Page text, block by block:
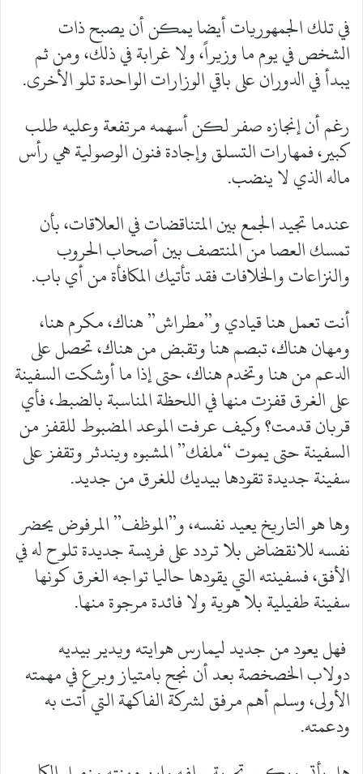
في تلك الجمهوريات أيضا يمكن أن يصبح ذات
الشخص في يوم ما وزيراً، ولا غرابة في ذلك، ومن ثم
يبدأ في الدوران على باقي الوزارات الواحدة تلو الأخرى.
رغم أن إنجازه صفر لكن أسهمه مرتفعة وعليه طلب
كبير، فمهارات التسلق وإجادة فنون الوصولية هي رأس
ماله الذي لا ينضب.
عندما تجيد الجمع بين المتناقضات في العلاقات، بأن
تمسك العصا من المنتصف بين أصحاب الحروب
والنزاعات والخلافات فقد تأتيك المكافأة من أي باب.
أنت تعمل هنا قيادي و”مطراش” هناك، مكرم هنا،
ومهان هناك، تبصم هنا وتقبض من هناك، تحصل على
الدعم من هنا وتخدم هناك، حتى إذا ما أوشكت السفينة
على الغرق قفزت منها في اللحظة المناسبة بالضبط، فأي
قربان قدمت؟ وكيف عرفت الموعد المضبوط للقفز من
السفينة حتى يموت “ملفك” المشبوه ويندثر وتقفز على
سفينة جديدة تقودها بيديك للغرق من جديد.
وها هو التاريخ يعيد نفسه، و”الموظف” المرفوض يحضر
نفسه للانقضاض بلا تردد على فريسة جديدة تلوح له في
الأفق، فسفينته التي يقودها حاليا تواجه الغرق كونها
سفينة طفيلية بلا هوية ولا فائدة مرجوة منها.
فهل يعود من جديد ليمارس هوايته ويدير بيديه
دولاب الخصخصة بعد أن نجح بامتياز وبرع في مهمته
الأولى، وسلم أهم مرفق لشركة الفاكهة التي أتت به
ودعمته.